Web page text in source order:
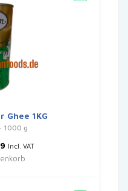
Ghee 1KG
1000 g
Aktueller
Preis
ist:
Incl. VAT